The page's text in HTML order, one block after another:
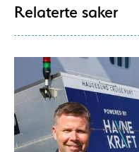
Relaterte saker